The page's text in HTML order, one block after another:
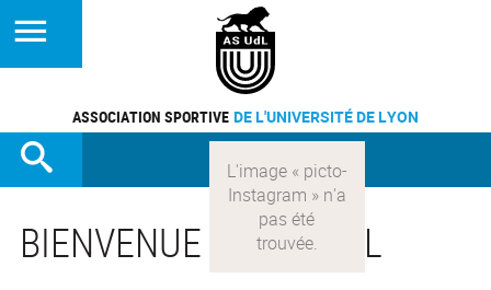
ASSOCIATION SPORTIVE DE L'UNIVERSITÉ DE LYON
BIENVENUE À L'AS UDL